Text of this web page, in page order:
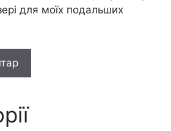
для моїх подальших